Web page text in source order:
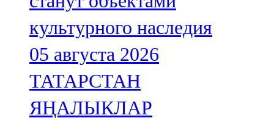
культурного наследия
05 августа 2026
ТАТАРСТАН
ЯҢАЛЫКЛАР